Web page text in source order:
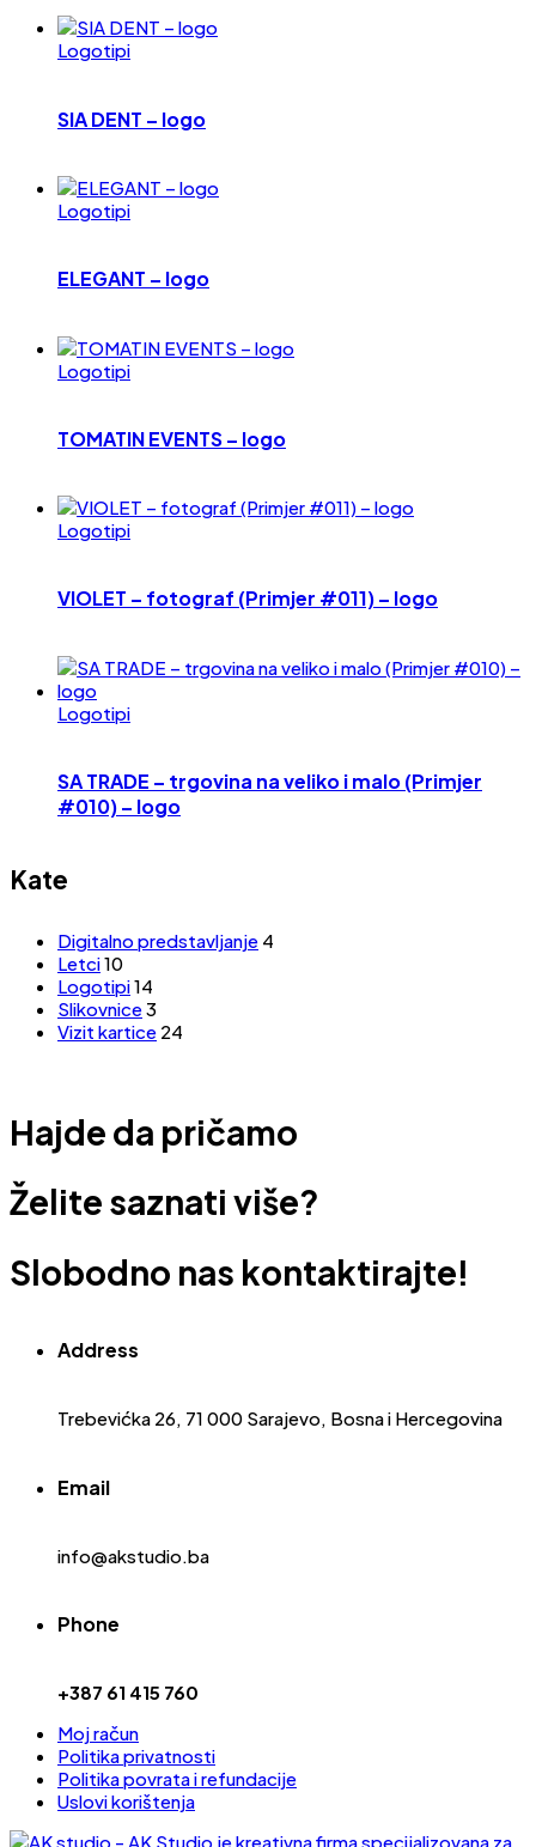
Logotipi
SIA DENT – logo
Logotipi
ELEGANT – logo
Logotipi
TOMATIN EVENTS – logo
Logotipi
VIOLET – fotograf (Primjer #011) – logo
Logotipi
SA TRADE – trgovina na veliko i malo (Primjer
#010) – logo
Kate
Digitalno predstavljanje 4
Letci10
Logotipi14
Slikovnice3
Vizit kartice 24
Hajde da pričamo
Želite saznati više?
Slobodno nas kontaktirajte!
Address
Trebevićka 26, 71 000 Sarajevo, Bosna i Hercegovina
Email
info@akstudio.ba
Phone
+387 61 415 760
Moj račun
Politika privatnosti
Politika povrata i refundacije
Uslovi korištenja